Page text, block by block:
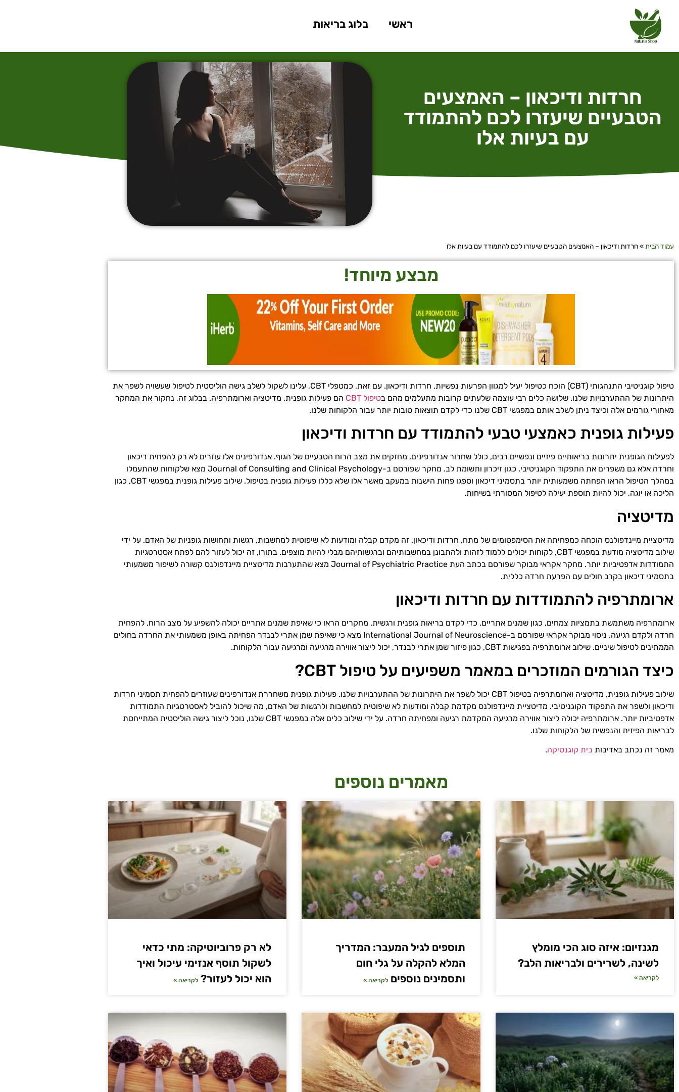
ראשי בלוג בריאות
חרדות ודיכאון – האמצעים
הטבעיים שיעזרו לכם להתמודד
עם בעיות אלו
עמוד הבית »חרדות ודיכאון – האמצעים הטבעיים שיעזרו לכם להתמודד עם בעיות אלו
מבצע מיוחד!
טיפול קוגניטיבי התנהגותי (CBT) הוכח כטיפול יעיל למגוון הפרעות נפשיות, חרדות ודיכאון. עם זאת, כמטפלי CBT, עלינו לשקול לשלב גישה הוליסטית לטיפול שעשויה לשפר את
היתרונות של ההתערבויות שלנו. שלושה כלים רבי עוצמה שלעתים קרובות מתעלמים מהם בטיפול CBT
הם פעילות גופנית, מדיטציה וארומתרפיה. בבלוג זה, נחקור את המחקר
מאחורי גורמים אלה וכיצד ניתן לשלב אותם במפגשי CBT שלנו כדי לקדם תוצאות טובות יותר עבור הלקוחות שלנו.
פעילות גופנית כאמצעי טבעי להתמודד עם חרדות ודיכאון
לפעילות הגופנית יתרונות בריאותיים פיזיים ונפשיים רבים, כולל שחרור אנדורפינים, מחזקים את מצב הרוח הטבעיים של הגוף. אנדורפינים אלו עוזרים לא רק להפחית דיכאון
וחרדה אלא גם משפרים את התפקוד הקוגניטיבי, כגון זיכרון ותשומת לב. מחקר שפורסם ב-Journal of Consulting and Clinical Psychology מצא שלקוחות שהתעמלו
במהלך הטיפול הראו הפחתה משמעותית יותר בתסמיני דיכאון וספגו פחות הישנות במעקב מאשר אלו שלא כללו פעילות גופנית בטיפול. שילוב פעילות גופנית במפגשי CBT, כגון
הליכה או יוגה, יכול להיות תוספת יעילה לטיפול המסורתי בשיחות.
מדיטציה
מדיטציית מיינדפולנס הוכחה כמפחיתה את הסימפטומים של מתח, חרדות ודיכאון. זה מקדם קבלה ומודעות לא שיפוטית למחשבות, רגשות ותחושות גופניות של האדם. על ידי
שילוב מדיטציה מודעת במפגשי CBT, לקוחות יכולים ללמוד לזהות ולהתבונן במחשבותיהם וברגשותיהם מבלי להיות מוצפים. בתורו, זה יכול לעזור להם לפתח אסטרטגיות
התמודדות אדפטיביות יותר. מחקר אקראי מבוקר שפורסם בכתב העת Journal of Psychiatric Practice מצא שהתערבות מדיטציית מיינדפולנס קשורה לשיפור משמעותי
בתסמיני דיכאון בקרב חולים עם הפרעת חרדה כללית.
ארומתרפיה להתמודדות עם חרדות ודיכאון
ארומתרפיה משתמשת בתמציות צמחים, כגון שמנים אתריים, כדי לקדם בריאות גופנית ורגשית. מחקרים הראו כי שאיפת שמנים אתריים יכולה להשפיע על מצב הרוח, להפחית
חרדה ולקדם רגיעה. ניסוי מבוקר אקראי שפורסם ב-International Journal of Neuroscience מצא כי שאיפת שמן אתרי לבנדר הפחיתה באופן משמעותי את החרדה בחולים
הממתינים לטיפול שיניים. שילוב ארומתרפיה בפגישות CBT, כגון פיזור שמן אתרי לבנדר, יכול ליצור אווירה מרגיעה ומרגיעה עבור הלקוחות.
כיצד הגורמים המוזכרים במאמר משפיעים על טיפול CBT?
שילוב פעילות גופנית, מדיטציה וארומתרפיה בטיפול CBT יכול לשפר את היתרונות של ההתערבויות שלנו. פעילות גופנית משחררת אנדורפינים שעוזרים להפחית תסמיני חרדות
ודיכאון ולשפר את התפקוד הקוגניטיבי. מדיטציית מיינדפולנס מקדמת קבלה ומודעות לא שיפוטית למחשבות ולרגשות של האדם, מה שיכול להוביל לאסטרטגיות התמודדות
אדפטיביות יותר. ארומתרפיה יכולה ליצור אווירה מרגיעה המקדמת רגיעה ומפחיתה חרדה. על ידי שילוב כלים אלה במפגשי CBT שלנו, נוכל ליצור גישה הוליסטית המתייחסת
לבריאות הפיזית והנפשית של הלקוחות שלנו.
מאמר זה נכתב באדיבות בית קוגנטיקה.
מאמרים נוספים
מגנזיום: איזה סוג הכי מומלץ
לשינה, לשרירים ולבריאות הלב?
לקריאה »
תוספים לגיל המעבר: המדריך
המלא להקלה על גלי חום
ותסמינים נוספיםלקריאה »
לא רק פרוביוטיקה: מתי כדאי
לשקול תוסף אנזימי עיכול ואיך
הוא יכול לעזור? לקריאה »